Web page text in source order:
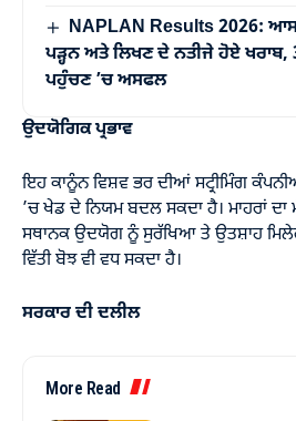
NAPLAN Results 2026:
ਪੜ੍ਹਨ ਅਤੇ ਲਿਖਣ ਦੇ ਨਤੀਜੇ ਹੋਏ ਖਰਾਬ,
ਪਹੁੰਚਣ ’ਚ ਅਸਫਲ
ਉਦਯੋਗਿਕ ਪ੍ਰਭਾਵ
ਇਹ ਕਾਨੂੰਨ ਵਿਸ਼ਵ ਭਰ ਦੀਆਂ ਸਟ੍ਰੀਮਿੰਗ
’ਚ ਖੇਡ ਦੇ ਨਿਯਮ ਬਦਲ ਸਕਦਾ ਹੈ। ਮਾਹਰਾਂ
ਸਥਾਨਕ ਉਦਯੋਗ ਨੂੰ ਸੁਰੱਖਿਆ ਤੇ ਉਤਸ਼ਾਹ
ਵਿੱਤੀ ਬੋਝ ਵੀ ਵਧ ਸਕਦਾ ਹੈ।
ਸਰਕਾਰ ਦੀ ਦਲੀਲ
More Read